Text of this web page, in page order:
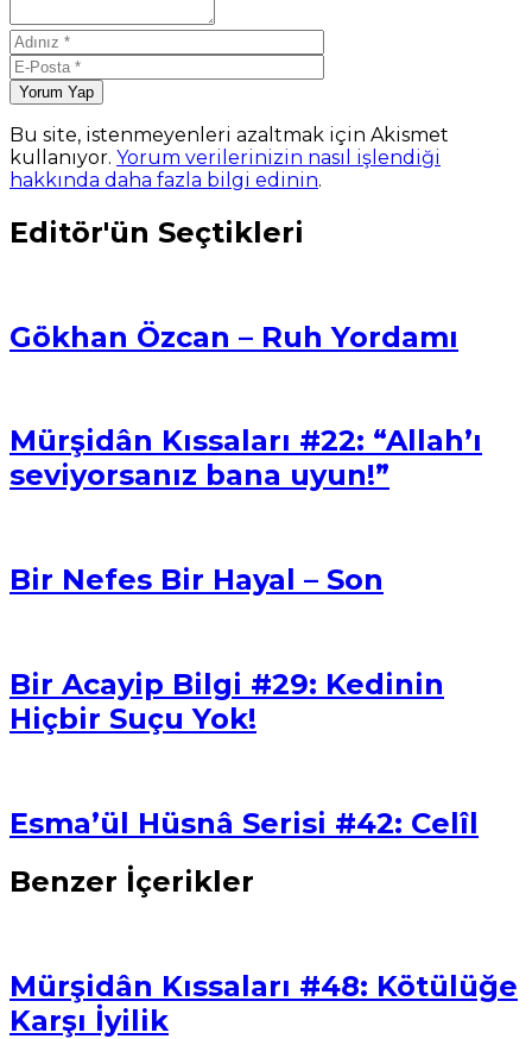
Yorum Yap
Bu site, istenmeyenleri azaltmak için Akismet
kullanıyor. Yorum verilerinizin nasıl işlendiği
hakkında daha fazla bilgi edinin.
Editör'ün Seçtikleri
Gökhan Özcan – Ruh Yordamı
Mürşidân Kıssaları #22: “Allah’ı
seviyorsanız bana uyun!”
Bir Nefes Bir Hayal – Son
Bir Acayip Bilgi #29: Kedinin
Hiçbir Suçu Yok!
Esma’ül Hüsnâ Serisi #42: Celîl
Benzer İçerikler
Mürşidân Kıssaları #48: Kötülüğe
Karşı İyilik